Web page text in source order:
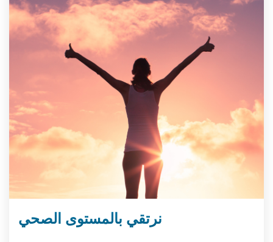
نرتقي بالمستوى الصحي